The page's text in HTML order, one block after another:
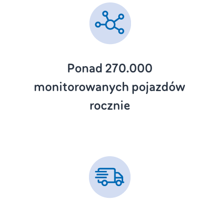
Ponad 270.000
monitorowanych pojazdów
rocznie